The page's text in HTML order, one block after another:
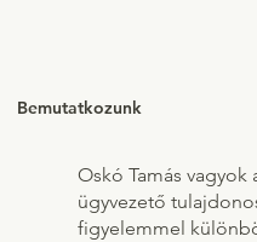
Bemutatkozunk
Oskó Tamás vagyok
ügyvezető
figyelemmel